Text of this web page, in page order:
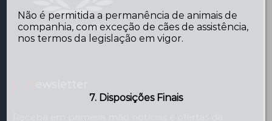
Não é permitida a permanência de animais de
companhia, com exceção de cães de assistência,
nos termos da legislação em vigor.
7. Disposições Finais